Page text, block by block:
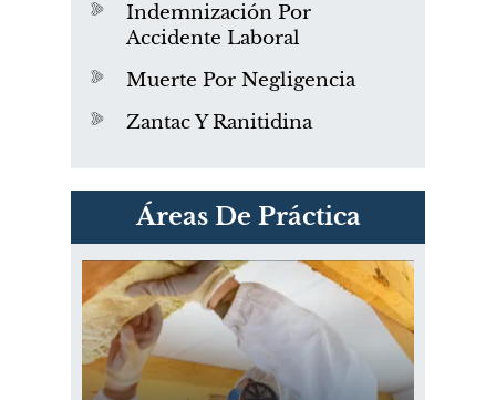
Indemnización Por
Accidente Laboral
Muerte Por Negligencia
Zantac Y Ranitidina
Áreas De Práctica
PVC Cloruro de polivinilo
Exposición